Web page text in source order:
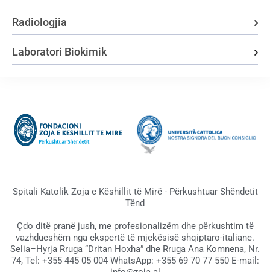
Radiologjia
Laboratori Biokimik
Spitali Katolik Zoja e Këshillit të Mirë - Përkushtuar Shëndetit
Tënd
Çdo ditë pranë jush, me profesionalizëm dhe përkushtim të
vazhdueshëm nga ekspertë të mjekësisë shqiptaro-italiane.
Selia–Hyrja Rruga “Dritan Hoxha” dhe Rruga Ana Komnena, Nr.
74, Tel: +355 445 05 004 WhatsApp: +355 69 70 77 550 E-mail: